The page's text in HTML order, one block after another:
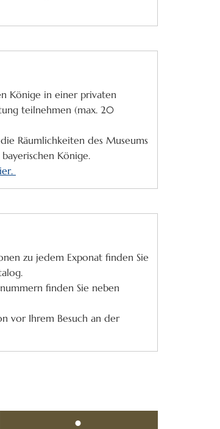
Könige in einer privaten
teilnehmen (max. 20
Räumlichkeiten des Museums
Könige.
zu jedem Exponat finden Sie
finden Sie neben
vor Ihrem Besuch an der